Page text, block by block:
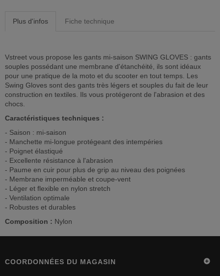
Plus d'infos Fiche technique
Vstreet vous propose les gants mi-saison SWING GLOVES : gants
souples possédant une membrane d'étanchéité, ils sont idéaux
pour une pratique de la moto et du scooter en tout temps. Les
Swing Gloves sont des gants très légers et souples du fait de leur
construction en textiles. Ils vous protégeront de l'abrasion et des
chocs.
Caractéristiques techniques :
- Saison : mi-saison
- Manchette mi-longue protégeant des intempéries
- Poignet élastiqué
- Excellente résistance à l'abrasion
- Paume en cuir pour plus de grip au niveau des poignées
- Membrane imperméable et coupe-vent
- Léger et flexible en nylon stretch
- Ventilation optimale
- Robustes et durables
Composition : Nylon
COORDONNÉES DU MAGASIN